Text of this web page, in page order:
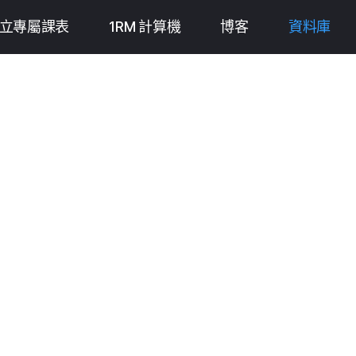
專屬課表 1RM 計算機 博客 資料庫